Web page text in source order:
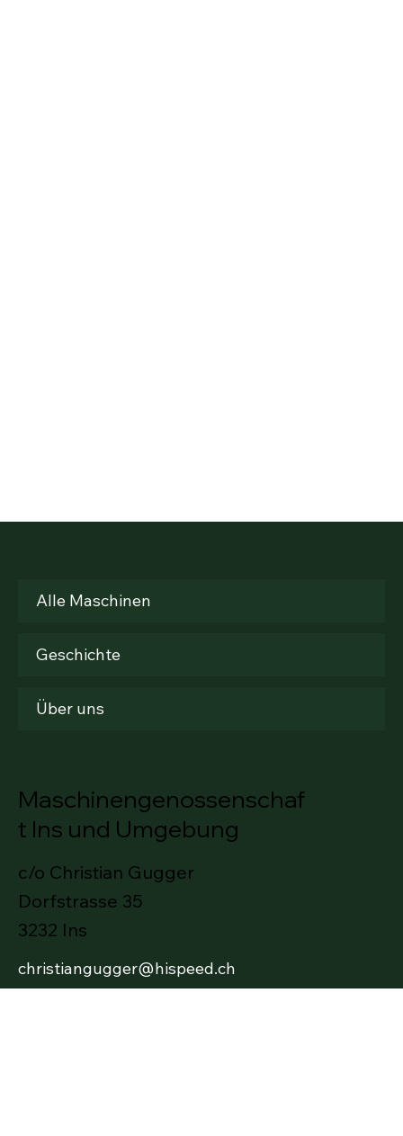
Maschinengenossenschaf
t Ins und Umgebung
c/o Christian Gugger
Dorfstrasse 35
3232 Ins
christiangugger@hispeed.ch
Alle Maschinen
Geschichte
Über uns